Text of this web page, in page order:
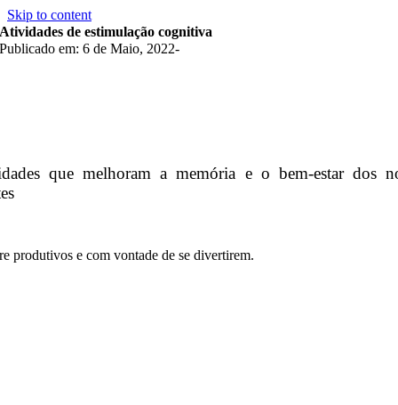
Skip to content
Atividades de estimulação cognitiva
Publicado em: 6 de Maio, 2022-
que melhoram a memória e o bem-estar dos
produtivos e com vontade de se divertirem.